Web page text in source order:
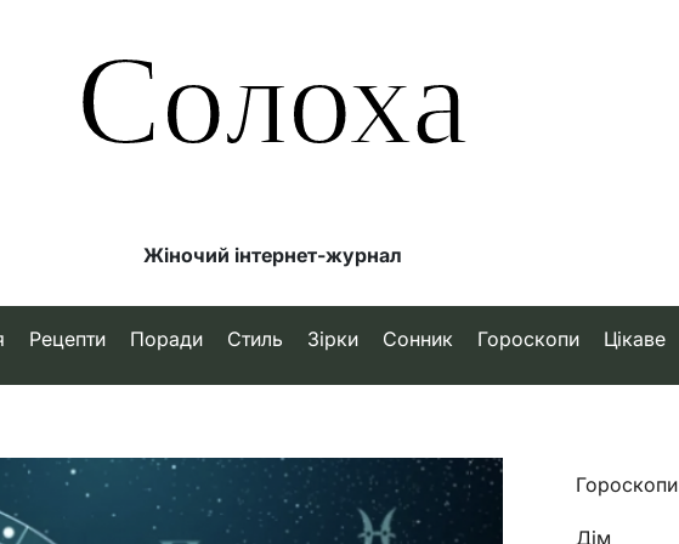
Солоха
Жіночий інтернет-журнал
Рецепти Поради Стиль Зірки Сонник Гороскопи Цікаве
Гороскопи
Дім